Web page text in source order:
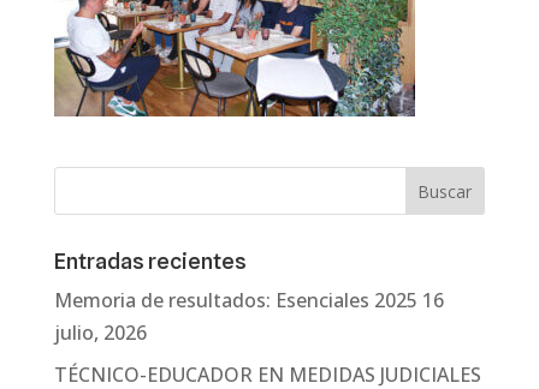
Entradas recientes
Memoria de resultados: Esenciales 2025 16
julio, 2026
TÉCNICO-EDUCADOR EN MEDIDAS JUDICIALES